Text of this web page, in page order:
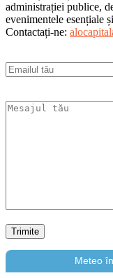
administrației publice,
evenimentele esențiale
Contactați-ne:
Meteo